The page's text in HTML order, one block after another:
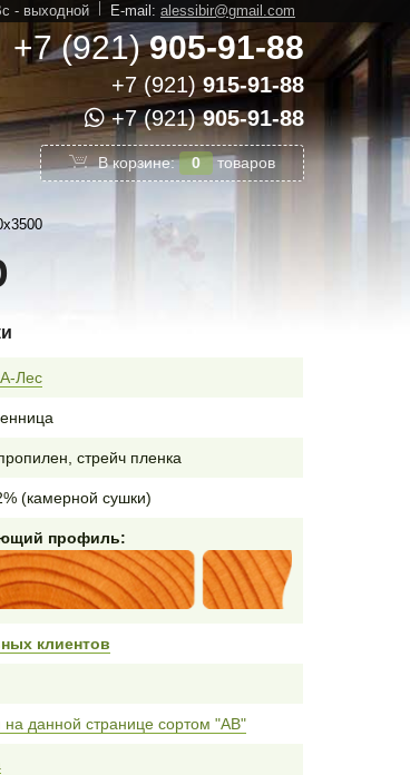
- выходной E-mail: alessibir@gmail.com
+7 (921)905-91-88
+7 (921)915-91-88
+7 (921)905-91-88
В корзине: 0 товаров
Лес
стрейч пленка
(камерной сушки)
профиль:
клиентов
данной странице сортом "AB"